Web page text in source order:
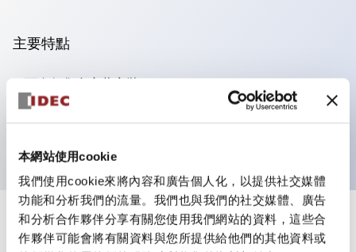
本網站使用cookie
我們使用cookie來將內容和廣告個人化，以提供社交媒體
功能和分析我們的流量。我們也與我們的社交媒體、廣告
和分析合作夥伴分享有關您使用我們網站的資料，這些合
作夥伴可能會將有關資料與您所提供給他們的其他資料或
主要特點
可進行集合密著安裝
附鎖選擇開關採用高安全性的彈子鎖結構
規格 顯示全部